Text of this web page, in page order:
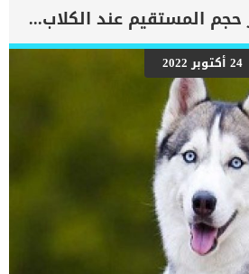
وسيلة دفاع عن نفسها خاصة إذا لم
الذى تخاف منه. الاحباط الشعور بالملل
الاحباط. قضاءك لوقت طويل خارج المنزل
كاف للعب معها او وجود حيوان أليف اخر او
يشعر القط وكأن هناك من استولى على
الاجتماعية إذا تبنيت قطتك من القطط الضالة
كانت صغيرة تؤثر على جميع تصرفاتها فى
اعتادت كثرة العراك مع الحيوانات الاخرى
وأساليب عدوانية أخرى. […]
استئصال وتصغير حجم المستقيم عند الكلاب “مقال شامل”
24 أكتوبر 2022